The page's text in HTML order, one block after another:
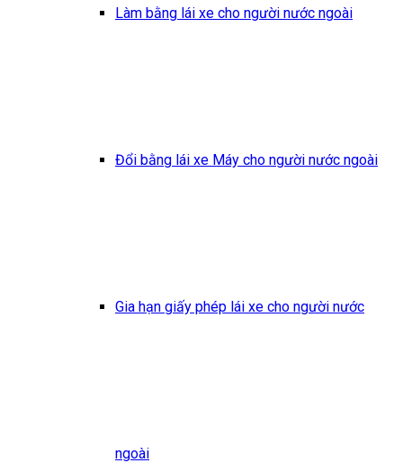
Làm bằng lái xe cho người nước ngoài
Đổi bằng lái xe Máy cho người nước ngoài
Gia hạn giấy phép lái xe cho người nước
ngoài